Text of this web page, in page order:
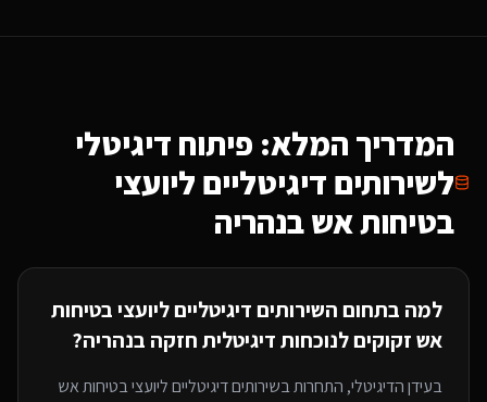
המדריך המלא: פיתוח דיגיטלי
לשירותים דיגיטליים ליועצי
בטיחות אשבנהריה
למה בתחום השירותים דיגיטליים ליועצי בטיחות
אשזקוקים לנוכחות דיגיטלית חזקה בנהריה?
בעידן הדיגיטלי, התחרות בשירותים דיגיטליים ליועצי בטיחות אש